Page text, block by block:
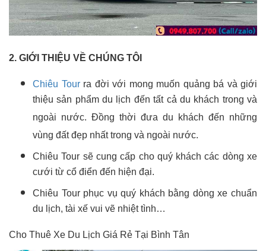
2. GIỚI THIỆU VỀ CHÚNG TÔI
Chiêu Tourra đời với mong muốn quảng bá và giới
thiệu sản phẩm du lịch đến tất cả du khách trong và
ngoài nước. Đồng thời đưa du khách đến những
vùng đất đẹp nhất trong và ngoài nước.
Chiêu Tour sẽ cung cấp cho quý khách các dòng xe
cưới từ cổ điển đến hiện đại.
Chiêu Tour phục vụ quý khách bằng dòng xe chuẩn
du lịch, tài xế vui vẽ nhiệt tình…
Cho Thuê Xe Du Lịch Giá Rẻ Tại Bình Tân